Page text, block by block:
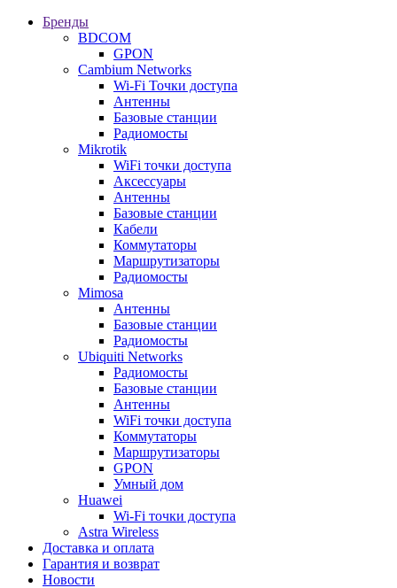
Бренды
BDCOM
GPON
Cambium Networks
Wi-Fi Точки доступа
Антенны
Базовые станции
Радиомосты
Mikrotik
WiFi точки доступа
Аксессуары
Антенны
Базовые станции
Кабели
Коммутаторы
Маршрутизаторы
Радиомосты
Mimosa
Антенны
Базовые станции
Радиомосты
Ubiquiti Networks
Радиомосты
Базовые станции
Антенны
WiFi точки доступа
Коммутаторы
Маршрутизаторы
GPON
Умный дом
Huawei
Wi-Fi точки доступа
Astra Wireless
Доставка и оплата
Гарантия и возврат
Новости